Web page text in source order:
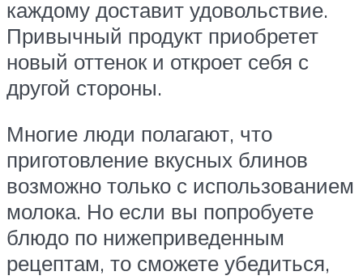
каждому доставит удовольствие.
Привычный продукт приобретет
новый оттенок и откроет себя с
другой стороны.
Многие люди полагают, что
приготовление вкусных блинов
возможно только с использованием
молока. Но если вы попробуете
блюдо по нижеприведенным
рецептам, то сможете убедиться,